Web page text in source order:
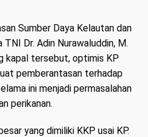
Sumber Daya Kelautan dan
Dr. Adin Nurawaluddin, M.
kapal tersebut, optimis KP
pemberantasan terhadap
ini menjadi permasalahan
perikanan.
yang dimiliki KKP usai KP.